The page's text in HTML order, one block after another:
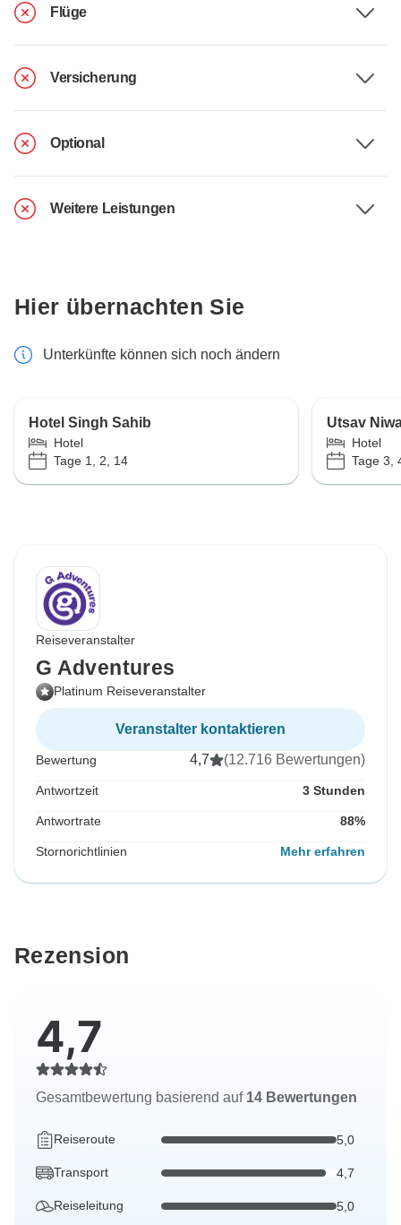
Flüge
Versicherung
Optional
Weitere Leistungen
Hier übernachten Sie
Unterkünfte können sich noch ändern
Hotel Singh Sahib
Hotel
Tage 1, 2, 14
Utsav
Hotel
Tage 3,
Reiseveranstalter
G Adventures
Platinum Reiseveranstalter
Veranstalter kontaktieren
Bewertung 4,7 (12.716 Bewertungen)
Antwortzeit 3 Stunden
Antwortrate 88%
Stornorichtlinien Mehr erfahren
Rezension
4,7
Gesamtbewertung basierend auf 14 Bewertungen
Reiseroute 5,0
Transport 4,7
Reiseleitung 5,0